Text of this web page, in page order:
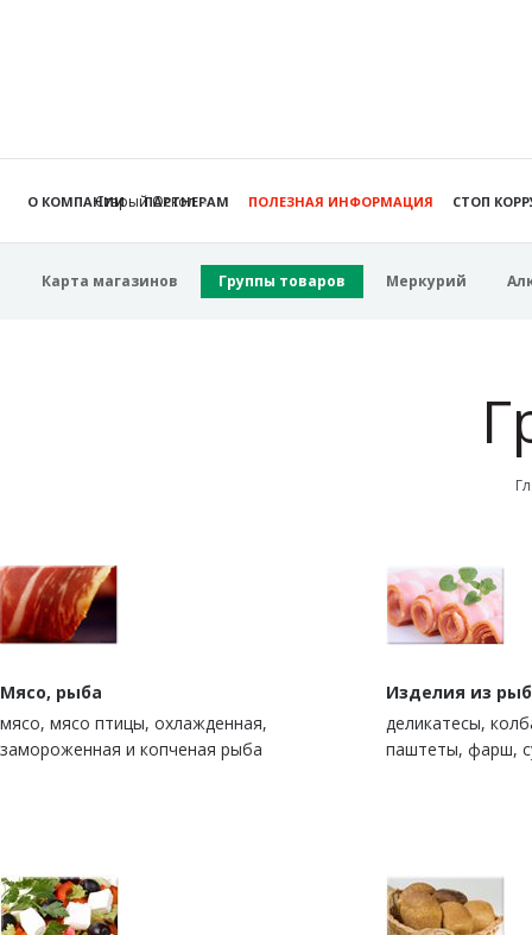
Старый Оскол
О КОМПАНИИ ПАРТНЕРАМ ПОЛЕЗНАЯ ИНФОРМАЦИЯ СТОП
Карта магазинов Группы товаров Меркурий
Мясо, рыба
мясо, мясо птицы, охлажденная,
замороженная и копченая рыба
Изделия из
деликатесы,
паштеты, фарш,